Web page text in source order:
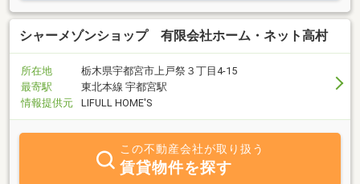
シャーメゾンショップ 有限会社ホーム・ネット高村
所在地
栃木県宇都宮市上戸祭３丁目4-15
最寄駅
東北本線 宇都宮駅
情報提供元
LIFULL HOME'S
この不動産会社が取り扱う
賃貸物件を探す